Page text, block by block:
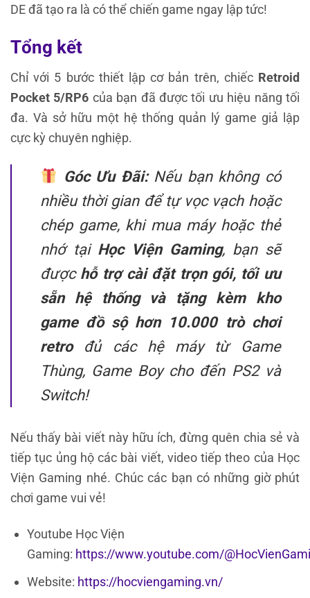
DE đã tạo ra là có thể chiến game ngay lập tức!
Tổng kết
Chỉ với 5 bước thiết lập cơ bản trên, chiếc Retroid
Pocket 5/RP6 của bạn đã được tối ưu hiệu năng tối
đa. Và sở hữu một hệ thống quản lý game giả lập
cực kỳ chuyên nghiệp.
Góc Ưu Đãi:Nếu bạn không có
nhiều thời gian để tự vọc vạch hoặc
chép game, khi mua máy hoặc thẻ
nhớ tại Học Viện Gaming, bạn sẽ
được hỗ trợ cài đặt trọn gói, tối ưu
sẵn hệ thống và tặng kèm kho
game đồ sộ hơn 10.000 trò chơi
retrođủ các hệ máy từ Game
Thùng, Game Boy cho đến PS2 và
Switch!
Nếu thấy bài viết này hữu ích, đừng quên chia sẻ và
tiếp tục ủng hộ các bài viết, video tiếp theo của Học
Viện Gaming nhé. Chúc các bạn có những giờ phút
chơi game vui vẻ!
Youtube Học Viện
Gaming: https://www.youtube.com/
Website: https://hocviengaming.vn/